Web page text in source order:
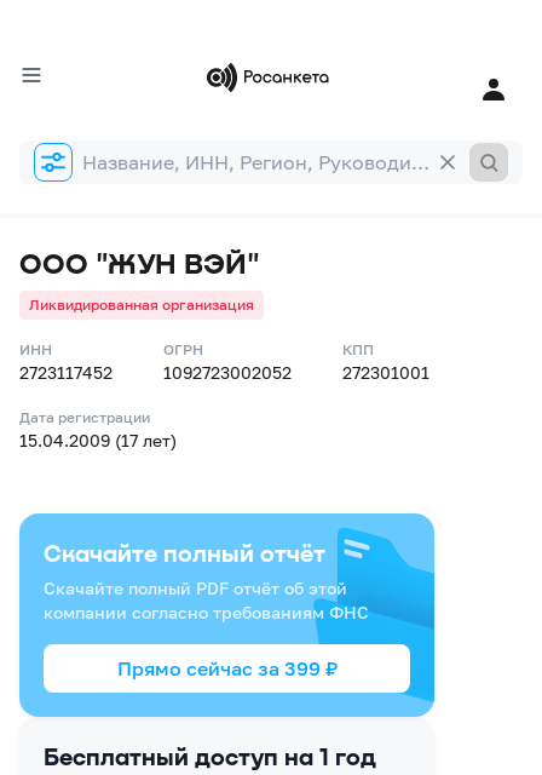
Форма
поиска
ООО "ЖУН ВЭЙ"
Ликвидированная организация
ИНН
2723117452
ОГРН
1092723002052
КПП
272301001
Дата регистрации
15.04.2009 (17 лет)
Бесплатный доступ на 1 год
Скачайте полный отчёт
Скачайте полный PDF отчёт об этой
компании согласно требованиям ФНС
Прямо сейчас за 399 ₽